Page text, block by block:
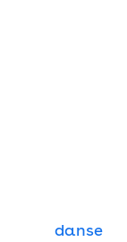
danse